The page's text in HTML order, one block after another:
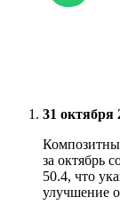
31
за октябрь
50.4, что
улучшение